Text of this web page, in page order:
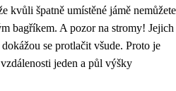
kvůli špatně umístěné jámě nemůžete
bagříkem. A pozor na stromy! Jejich
se protlačit všude. Proto je
jeden a půl výšky